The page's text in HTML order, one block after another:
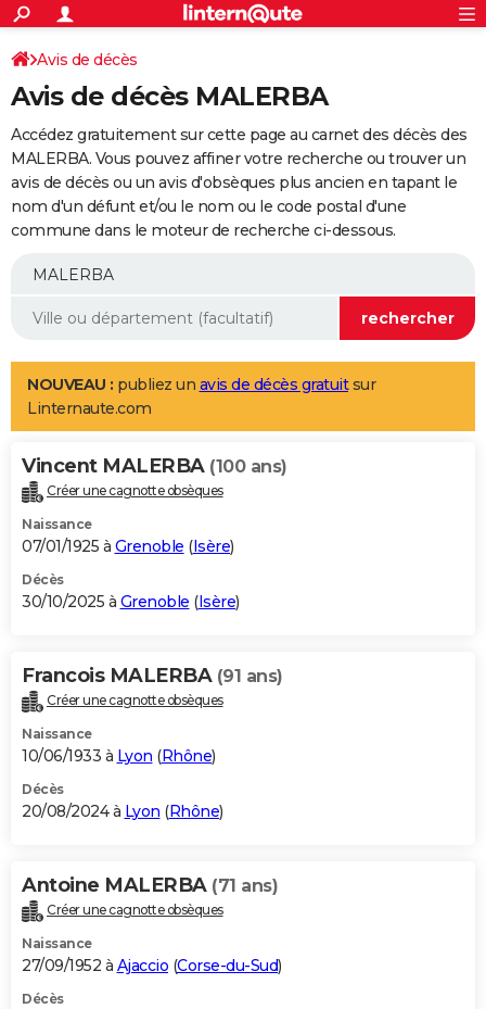
ACTUALITÉS
Politique
Société
Faits Divers
Education
Monde
Villes
+
SPORT
Coupe du monde 2026
Football
Tennis
Cyclisme
Rugby
Forum
Programme TV
TNT
Streaming
Cinéma
Sorties cinéma
Musique
+
FINANCE
Retraite
Epargne
Immobilier
Risques naturels par ville
Banque
Assurance
AUTO
Essais
Réserver un essai
Citadines
Berlines
SUV
Forum auto
+
Mobiles
Meilleur smartphone
Internet
Ordinateurs
Jeux vidéo
Guide high-tech
Aménagement intérieur
LIFESTYLE
Art de vivre
Bien-être
Loisirs
Mode
Modes de vie
Alimentation
Guide de la santé
Maladies
Médicaments
Sommeil
VOYAGE
Destinations
City break
Voyage nature
Voyage de noces
Forum
Climat
+PHOTO
GUIDES D'ACHAT
BONS PLANS
Carte de Noël
Carte Bonne année
Carte Saint-Valentin
Carte Pâques
Carte d'anniversaire
DICTIONNAIRE
Dictionnaire
Biographies
Citations
Expressions
Proverbes
PROGRAMME TV
S'inscrire
Se connecter
Lycées
Collèges
Primaires
Universités
Entreprises
Service militaire
Avis de recherche
AVIS DE DÉCÈS
Bricolage
Lifestyle
Culture
Sport
Auto
Television
Voyage
Cinema
Avis de décès
Avis de décès MALERBA
Accédez gratuitement sur cette page au carnet des décès des
MALERBA. Vous pouvez affiner votre recherche ou trouver un
avis de décès ou un avis d'obsèques plus ancien en tapant le
nom d'un défunt et/ou le nom ou le code postal d'une
commune dans le moteur de recherche ci-dessous.
NOUVEAU : publiez un avis de décès gratuitsur
Linternaute.com
Vincent MALERBA (100 ans)
Créer une cagnotte obsèques
Naissance
07/01/1925 à Grenoble (Isère)
Décès
30/10/2025 à Grenoble (Isère)
Francois MALERBA (91 ans)
Créer une cagnotte obsèques
Naissance
10/06/1933 à Lyon (Rhône)
Décès
20/08/2024 à Lyon (Rhône)
Antoine MALERBA (71 ans)
Créer une cagnotte obsèques
Naissance
27/09/1952 à Ajaccio (Corse-du-Sud)
Décès